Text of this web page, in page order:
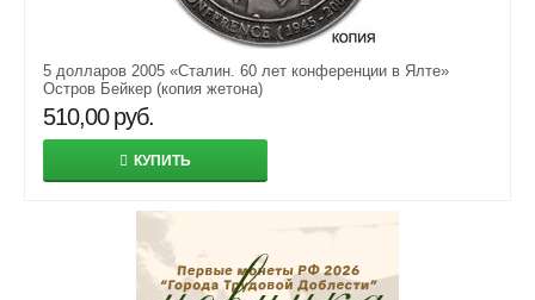
5 долларов 2005 «Сталин. 60 лет конференции в Ялте»
Остров Бейкер (копия жетона)
510,00 руб.
КУПИТЬ